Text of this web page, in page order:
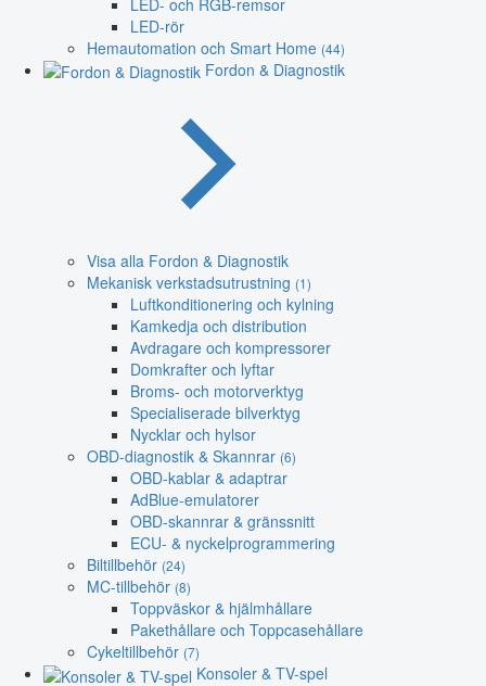
LED-rör
Hemautomation och Smart Home (44)
Fordon & Diagnostik
Visa alla Fordon & Diagnostik
Mekanisk verkstadsutrustning (1)
Luftkonditionering och kylning
Kamkedja och distribution
Avdragare och kompressorer
Domkrafter och lyftar
Broms- och motorverktyg
Specialiserade bilverktyg
Nycklar och hylsor
OBD-diagnostik & Skannrar (6)
OBD-kablar & adaptrar
AdBlue-emulatorer
OBD-skannrar & gränssnitt
ECU- & nyckelprogrammering
Biltillbehör (24)
MC-tillbehör (8)
Toppväskor & hjälmhållare
Pakethållare och Toppcasehållare
Cykeltillbehör (7)
Konsoler & TV-spel